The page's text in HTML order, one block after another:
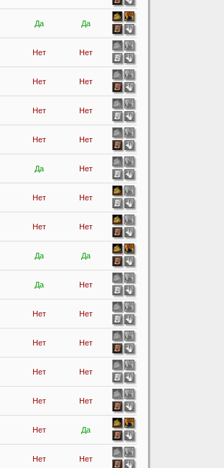
Да Да
Нет Нет
Нет Нет
Нет Нет
Нет Нет
Да Нет
Нет Нет
Нет Нет
Да Да
Да Нет
Нет Нет
Нет Нет
Нет Нет
Нет Нет
Нет Да
Нет Нет